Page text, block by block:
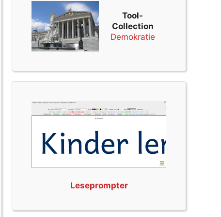
Tool-
Collection
Demokratie
Leseprompter